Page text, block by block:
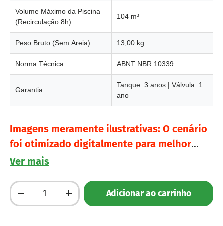
Volume Máximo da Piscina
(Recirculação 8h)
104 m³
Peso Bruto (Sem Areia) 13,00 kg
Norma Técnica ABNT NBR 10339
Garantia
Tanque: 3 anos | Válvula: 1
ano
Imagens meramente ilustrativas: O cenário
foi otimizado digitalmente para melhor
visualização, mantendo as características,
Ver mais
Qtd.
Diminuir quantidadeAumente a quantidade
Adicionar ao carrinho